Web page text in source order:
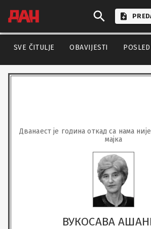
SVE ČITULJE OBAVIJESTI
Дванаест је година откад са нама
мајка
ВУКОСАВА